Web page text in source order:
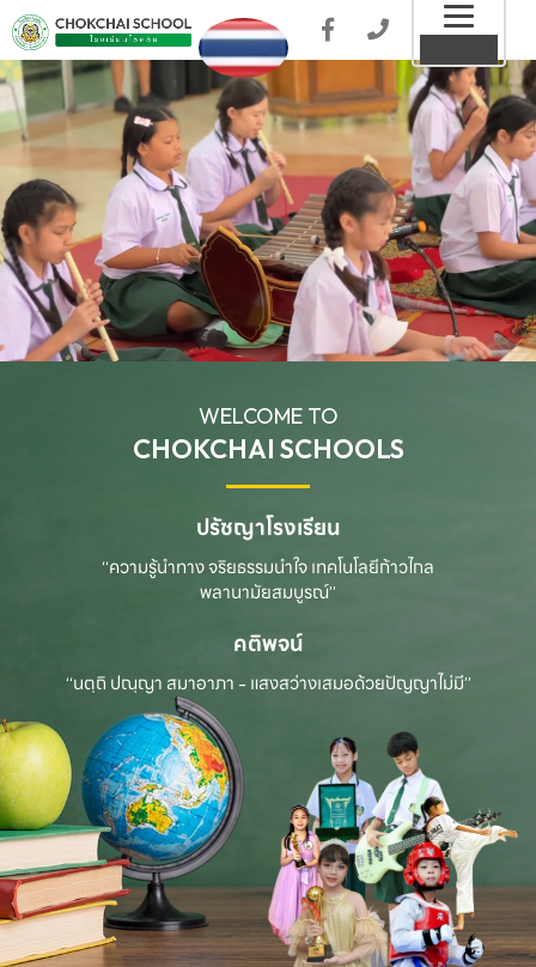
WELCOME TO
CHOKCHAI SCHOOLS
ปรัชญาโรงเรียน
“ความรู้นำทาง จริยธรรมนำใจ เทคโนโลยีก้าวไกล
พลานามัยสมบูรณ์”
คติพจน์
“นตฺถิ ปณฺญา สมาอาภา - แสงสว่างเสมอด้วยปัญญาไม่มี”